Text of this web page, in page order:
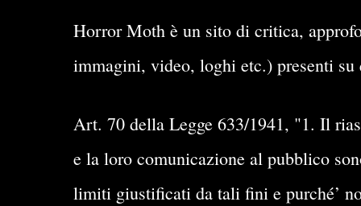
Horror Moth è un sito di critica,
immagini, video, loghi etc.) presenti
Art. 70 della Legge 633/1941, "1. Il
e la loro comunicazione al pubblico
limiti giustificati da tali fini e purché’